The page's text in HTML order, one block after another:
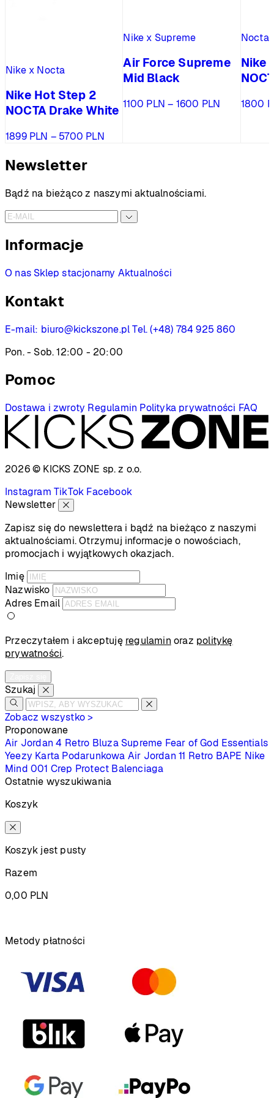
Nike x Nocta
Nike Hot Step 2
NOCTA Drake White
1899 PLN – 5700 PLNZakres
5700 PLN
Nike x Supreme
Air Force Supreme
Mid Black
1100 PLN – 1600 PLN Zakres
Nocta
Nike
1800
Newsletter
Bądź na bieżąco z naszymi aktualnościami.
Informacje
O nas Sklep stacjonarny Aktualności
Kontakt
E-mail: biuro@kickszone.pl Tel. (+48) 784 925 860
Pon. - Sob. 12:00 - 20:00
Pomoc
Dostawa i zwroty Regulamin Polityka prywatności FAQ
2026 © KICKS ZONE sp. z o.o.
Instagram TikTok Facebook
Newsletter
Zapisz się do newslettera i bądź na bieżąco z naszymi
aktualnościami. Otrzymuj informacje o nowościach,
promocjach i wyjątkowych okazjach.
Imię
Nazwisko
Adres Email
Przeczytałem i akceptuję regulamin oraz politykę
prywatności.
Szukaj
Zobacz wszystko >
Proponowane
Air Jordan 4 Retro Bluza Supreme Fear of God Essentials
Yeezy Karta Podarunkowa Air Jordan 11 Retro BAPE Nike
Mind 001 Crep Protect Balenciaga
Ostatnie wyszukiwania
Koszyk
Koszyk jest pusty
Razem
0,00 PLN
Metody płatności